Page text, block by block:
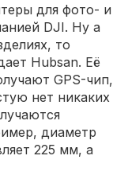
для фото- и
DJI. Ну а
то
Hubsan. Её
GPS-чип,
нет никаких
диаметр
225 мм, а